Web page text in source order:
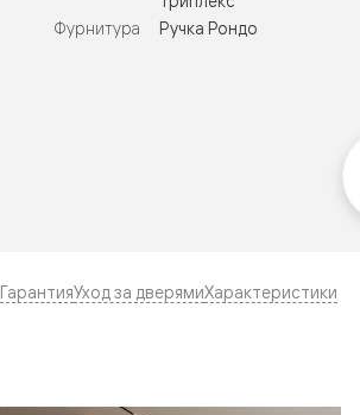
Фурнитура
Ручка Рондо
ГарантияУход за дверямиХарактеристики